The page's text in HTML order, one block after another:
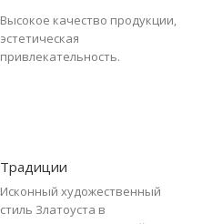
Высокое качество продукции,
эстетическая
привлекательность.
Традиции
Исконный художественный
стиль Златоуста в